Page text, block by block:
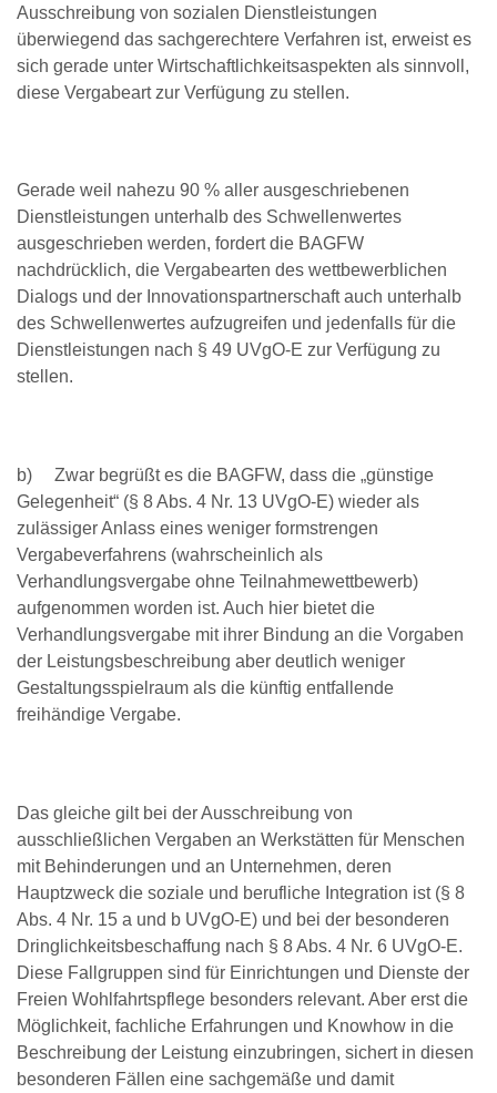
Ausschreibung von sozialen Dienstleistungen
überwiegend das sachgerechtere Verfahren ist, erweist es
sich gerade unter Wirtschaftlichkeitsaspekten als sinnvoll,
diese Vergabeart zur Verfügung zu stellen.
Gerade weil nahezu 90 % aller ausgeschriebenen
Dienstleistungen unterhalb des Schwellenwertes
ausgeschrieben werden, fordert die BAGFW
nachdrücklich, die Vergabearten des wettbewerblichen
Dialogs und der Innovationspartnerschaft auch unterhalb
des Schwellenwertes aufzugreifen und jedenfalls für die
Dienstleistungen nach § 49 UVgO-E zur Verfügung zu
stellen.
b) Zwar begrüßt es die BAGFW, dass die „günstige
Gelegenheit“ (§ 8 Abs. 4 Nr. 13 UVgO-E) wieder als
zulässiger Anlass eines weniger formstrengen
Vergabeverfahrens (wahrscheinlich als
Verhandlungsvergabe ohne Teilnahmewettbewerb)
aufgenommen worden ist. Auch hier bietet die
Verhandlungsvergabe mit ihrer Bindung an die Vorgaben
der Leistungsbeschreibung aber deutlich weniger
Gestaltungsspielraum als die künftig entfallende
freihändige Vergabe.
Das gleiche gilt bei der Ausschreibung von
ausschließlichen Vergaben an Werkstätten für Menschen
mit Behinderungen und an Unternehmen, deren
Hauptzweck die soziale und berufliche Integration ist (§ 8
Abs. 4 Nr. 15 a und b UVgO-E) und bei der besonderen
Dringlichkeitsbeschaffung nach § 8 Abs. 4 Nr. 6 UVgO-E.
Diese Fallgruppen sind für Einrichtungen und Dienste der
Freien Wohlfahrtspflege besonders relevant. Aber erst die
Möglichkeit, fachliche Erfahrungen und Knowhow in die
Beschreibung der Leistung einzubringen, sichert in diesen
besonderen Fällen eine sachgemäße und damit